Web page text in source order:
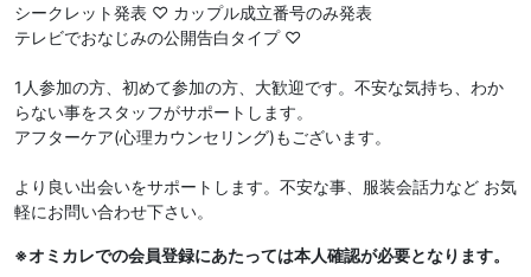
シークレット発表 ♡ カップル成立番号のみ発表
テレビでおなじみの公開告白タイプ ♡
1人参加の方、初めて参加の方、大歓迎です。不安な気持ち、わか
らない事をスタッフがサポートします。
アフターケア(心理カウンセリング)もございます。
より良い出会いをサポートします。不安な事、服装会話力など お気
軽にお問い合わせ下さい。
※オミカレでの会員登録にあたっては本人確認が必要となります。